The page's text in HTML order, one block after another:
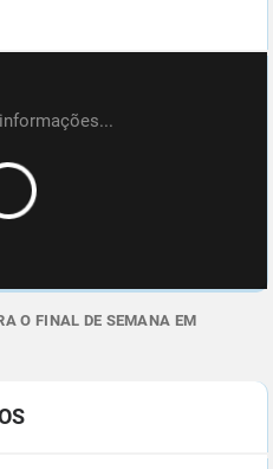
O FINAL DE SEMANA EM